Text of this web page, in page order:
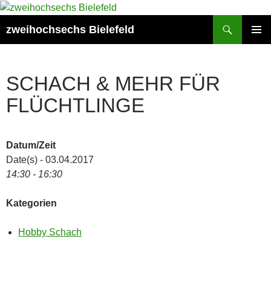
Zum
springen
zweihochsechs Bielefeld
SCHACH & MEHR FÜR
FLÜCHTLINGE
Datum/Zeit
Date(s) - 03.04.2017
14:30 - 16:30
Kategorien
Hobby Schach